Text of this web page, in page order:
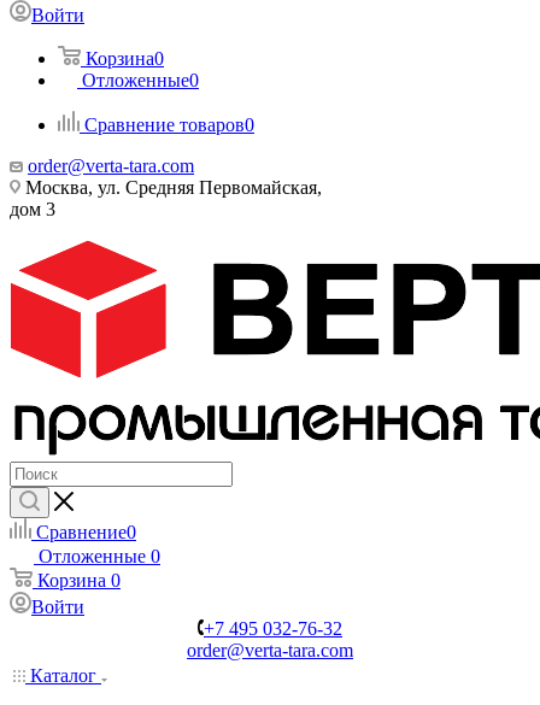
Войти
Корзина0
Отложенные0
Сравнение товаров0
order@verta-tara.com
Москва, ул. Средняя Первомайская,
дом 3
Сравнение0
Отложенные 0
Корзина 0
Войти
+7 495 032-76-32
order@verta-tara.com
Каталог